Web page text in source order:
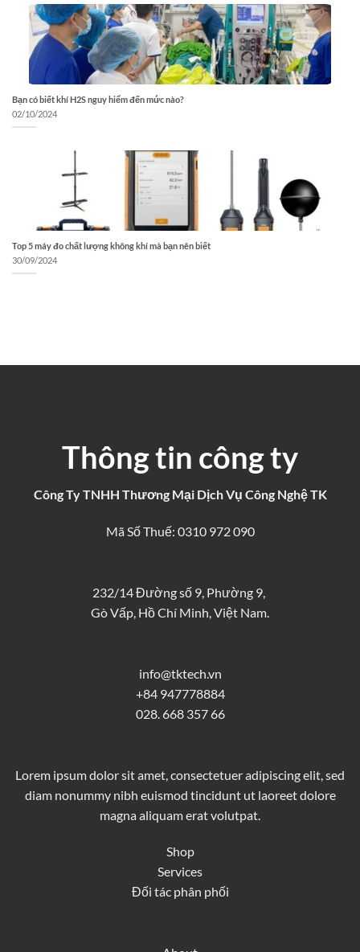
Bạn có biết khí H2S nguy hiểm đến mức nào?
02/10/2024
Top 5 máy đo chất lượng không khí mà bạn nên biết
30/09/2024
Thông tin công ty
Công Ty TNHH Thương Mại Dịch Vụ Công Nghệ TK
Mã Số Thuế: 0310 972 090
232/14 Đường số 9, Phường 9,
Gò Vấp, Hồ Chí Minh, Việt Nam.
info@tktech.vn
+84 947778884
028. 668 357 66
Lorem ipsum dolor sit amet, consectetuer adipiscing elit, sed
diam nonummy nibh euismod tincidunt ut laoreet dolore
magna aliquam erat volutpat.
Shop
Services
Đối tác phân phối